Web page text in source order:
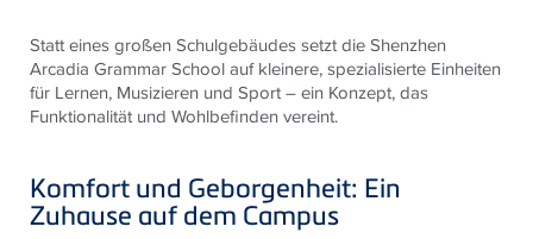
Statt eines großen Schulgebäudes setzt die Shenzhen
Arcadia Grammar School auf kleinere, spezialisierte Einheiten
für Lernen, Musizieren und Sport – ein Konzept, das
Funktionalität und Wohlbefinden vereint.
Komfort und Geborgenheit: Ein
Zuhause auf dem Campus